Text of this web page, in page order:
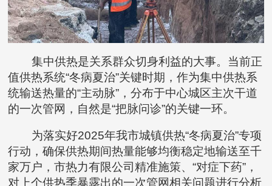
集中供热是关系群众切身利益的大事。当前正
值供热系统“冬病夏治”关键时期，作为集中供热系
统输送热量的“主动脉”，分布于中心城区主次干道
的一次管网，自然是“把脉问诊”的关键一环。
为落实好2025年我市城镇供热“冬病夏治”专项
行动，确保供热期间热量能够均衡稳定地输送至千
家万户，市热力有限公司精准施策、“对症下药”，
对上个供热季暴露出的一次管网相关问题进行分析